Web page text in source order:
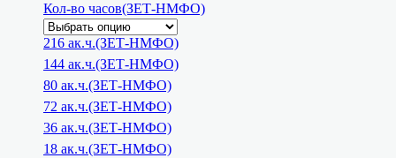
Кол-во часов(ЗЕТ-НМФО)
216 ак.ч.(ЗЕТ-НМФО)
144 ак.ч.(ЗЕТ-НМФО)
80 ак.ч.(ЗЕТ-НМФО)
72 ак.ч.(ЗЕТ-НМФО)
36 ак.ч.(ЗЕТ-НМФО)
18 ак.ч.(ЗЕТ-НМФО)